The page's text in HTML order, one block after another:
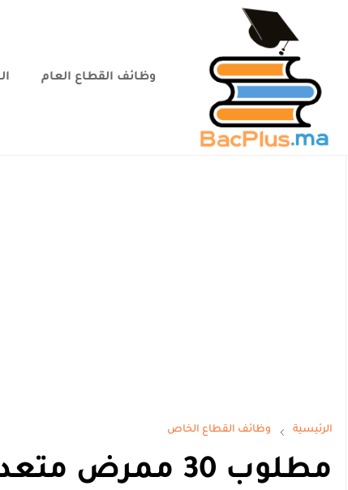
وظائف القطاع العام
الرئيسية وظائف القطاع الخاص
مطلوب 30 ممرض متعدد التخصصات بتطوان